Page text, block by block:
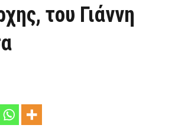
του Γιάννη